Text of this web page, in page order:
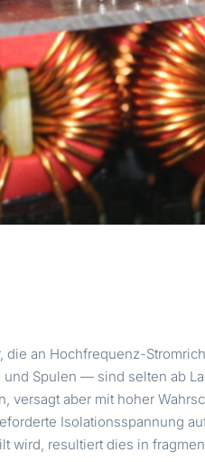
die an Hochfrequenz-
Spulen — sind selten ab
versagt aber mit hoher
Isolationsspannung
wird, resultiert dies in